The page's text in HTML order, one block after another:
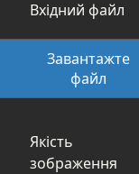
Вхідний файл
Завантажте
файл
Якість
зображення